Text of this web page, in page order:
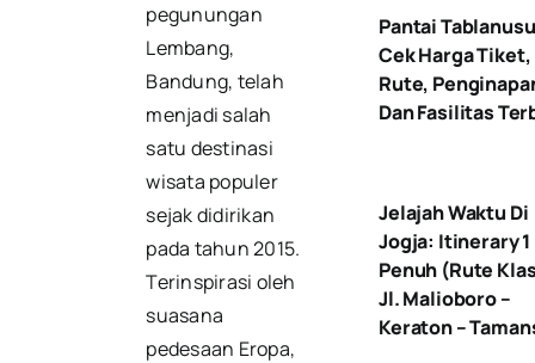
pegunungan
Lembang,
Bandung, telah
menjadi salah
satu destinasi
wisata populer
sejak didirikan
pada tahun 2015.
Terinspirasi oleh
suasana
pedesaan Eropa,
Pantai
Cek Harga Tiket,
Rute,
Dan Fasilitas
Jelajah Waktu Di
Jogja: Itinerary 1
Penuh (Rute
Jl. Malioboro –
Keraton –